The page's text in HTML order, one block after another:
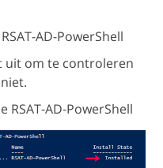
AD-PowerShell
uit om te controleren
RSAT-AD-PowerShell